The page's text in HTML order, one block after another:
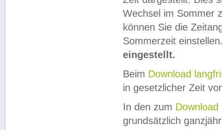
Wechsel im Sommer
können Sie die
Sommerzeit
eingestellt.
Beim Download
in gesetzlicher Zeit
In den zum Download
grundsätzlich